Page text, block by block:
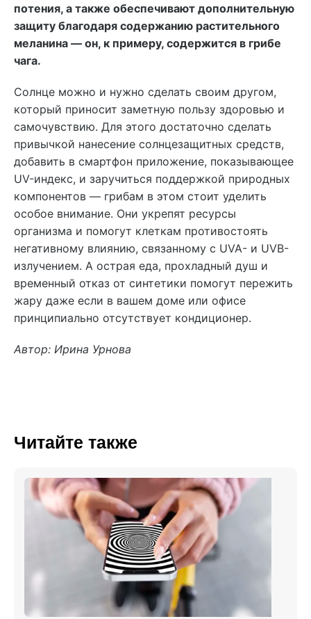
потения, а также обеспечивают дополнительную
защиту благодаря содержанию растительного
меланина — он, к примеру, содержится в грибе
чага.
Солнце можно и нужно сделать своим другом,
который приносит заметную пользу здоровью и
самочувствию. Для этого достаточно сделать
привычкой нанесение солнцезащитных средств,
добавить в смартфон приложение, показывающее
UV-индекс, и заручиться поддержкой природных
компонентов — грибам в этом стоит уделить
особое внимание. Они укрепят ресурсы
организма и помогут клеткам противостоять
негативному влиянию, связанному с UVA- и UVB-
излучением. А острая еда, прохладный душ и
временный отказ от синтетики помогут пережить
жару даже если в вашем доме или офисе
принципиально отсутствует кондиционер.
Автор: Ирина Урнова
Читайте также